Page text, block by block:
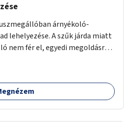
árnyékoló-
lehelyezése. A szűk járda miatt
nem fér el, egyedi megoldásra